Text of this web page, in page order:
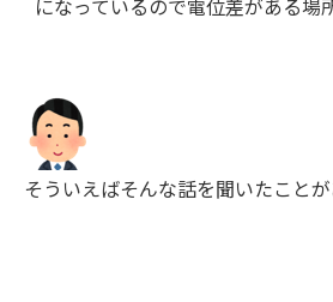
そういえばそんな話を聞いたこと